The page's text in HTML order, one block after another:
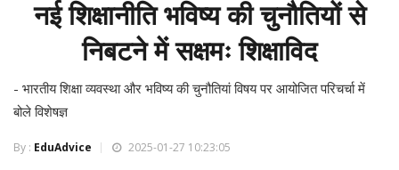
नई शिक्षानीति भविष्य की चुनौतियों से
निबटने में सक्षमः शिक्षाविद
- भारतीय शिक्षा व्यवस्था और भविष्य की चुनौतियां विषय पर आयोजित परिचर्चा में
बोले विशेषज्ञ
By : EduAdvice 2025-01-27 10:23:05